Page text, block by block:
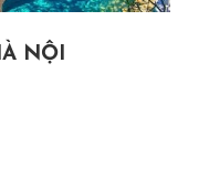
quyền cấp và phải có
NỘI